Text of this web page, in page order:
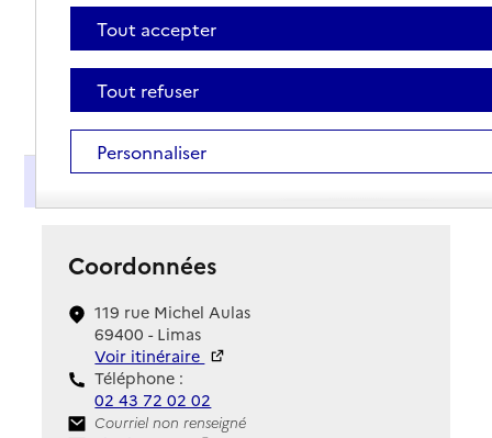
Présentation
Coordonnées
119 rue Michel Aulas
69400 - Limas
Voir itinéraire
Téléphone :
02 43 72 02 02
Contact
Courriel non renseigné
Tout accepter
Tout refuser
Personnaliser